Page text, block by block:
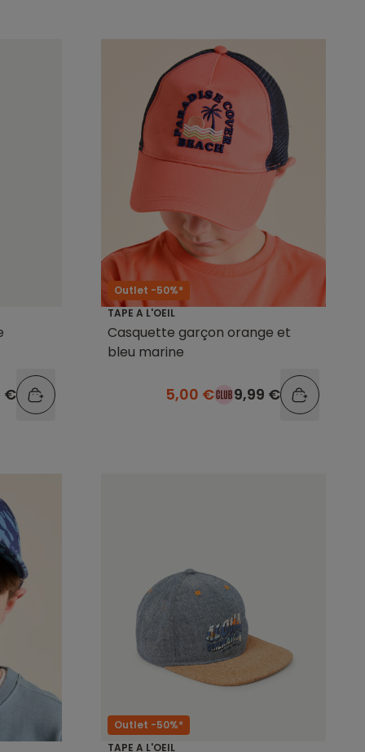
€
Outlet -50%*
TAPE A L'OEIL
Casquette garçon orange et
bleu marine
5,00 € 9,99 €
Outlet -50%*
TAPE A L'OEIL